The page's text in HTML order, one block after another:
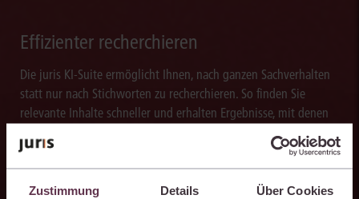
Zustimmung Details Über Cookies
Effizienter recherchieren
Die juris KI-Suite ermöglicht Ihnen, nach ganzen Sachverhalten
statt nur nach Stichworten zu recherchieren. So finden Sie
relevante Inhalte schneller und erhalten Ergebnisse, mit denen